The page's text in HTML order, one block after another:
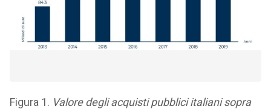
Figura 1. Valore degli acquisti pubblici italiani sopra